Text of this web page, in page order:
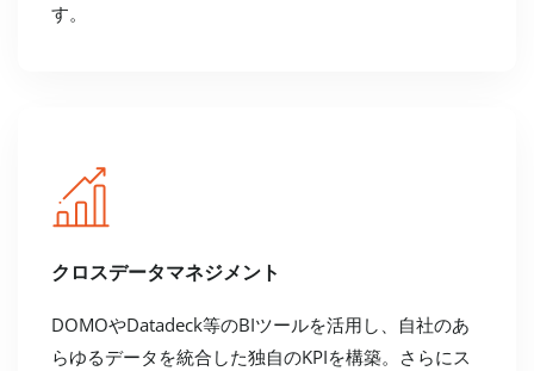
す。
クロスデータマネジメント
DOMOやDatadeck等のBIツールを活用し、自社のあ
らゆるデータを統合した独自のKPIを構築。さらにス